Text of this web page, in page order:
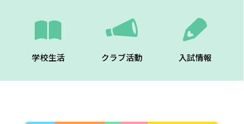
学校生活 クラブ活動 入試情報